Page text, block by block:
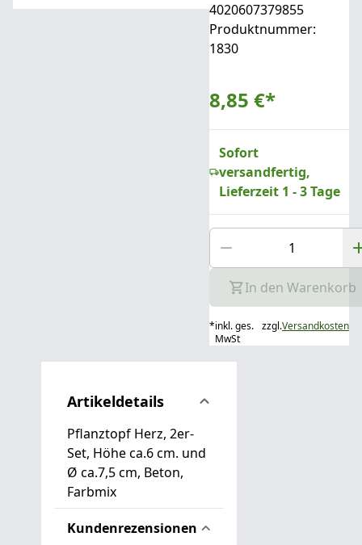
4020607379855
Produktnummer:
1830
8,85 €*
Sofort
versandfertig,
Lieferzeit 1 - 3 Tage
In den Warenkorb
*inkl. ges.
MwSt
zzgl.Versandkosten
Artikeldetails
Pflanztopf Herz, 2er-
Set, Höhe ca.6 cm. und
Ø ca.7,5 cm, Beton,
Farbmix
Kundenrezensionen